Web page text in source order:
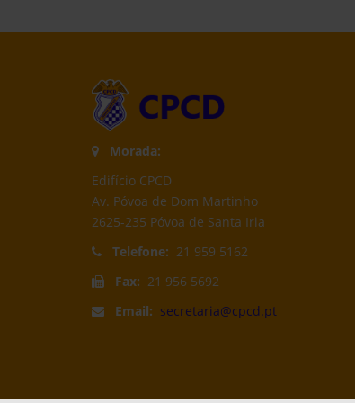
Morada:
Edifício CPCD
Av. Póvoa de Dom Martinho
2625-235 Póvoa de Santa Iria
Telefone: 21 959 5162
Fax: 21 956 5692
Email: secretaria@cpcd.pt